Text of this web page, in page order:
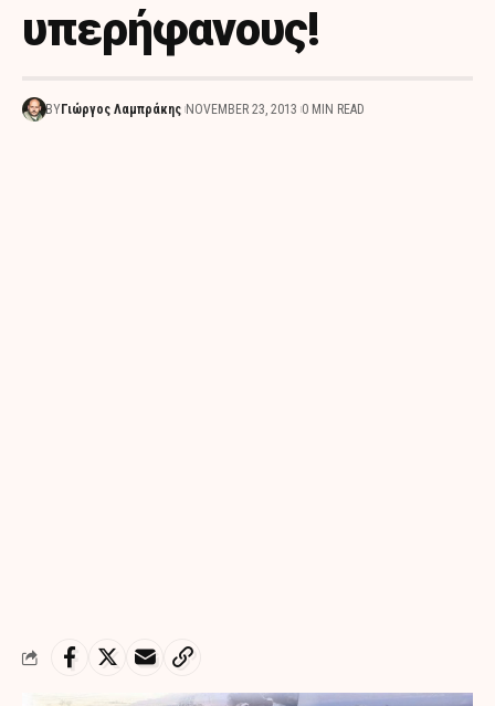
υπερήφανους!
BY Γιώργος Λαμπράκης NOVEMBER 23, 2013 0 MIN READ